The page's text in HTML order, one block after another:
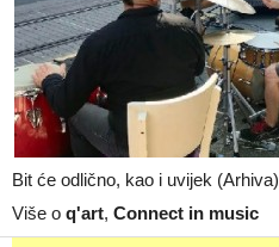
Bit će odlično, kao i uvijek (Arhiva)
Više o q'art, Connect in music